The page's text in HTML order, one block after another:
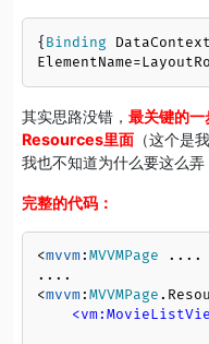
{ Binding
其实思路没错， 最关键的
Resources里面 （这个是
我也不知道为什么要这么弄
完整的代码：
<mvvm:MVVMPage ....
....
<mvvm:MVVMPage.
<